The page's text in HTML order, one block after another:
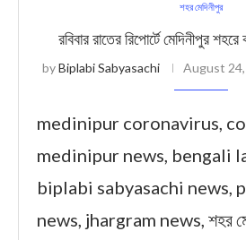
শহর মেদিনীপুর
রবিবার রাতের রিপোর্টে মেদিনীপুর
byBiplabi Sabyasachi August
medinipur coronavirus,
medinipur news, bengali
biplabi sabyasachi news,
news, jhargram news, শহর